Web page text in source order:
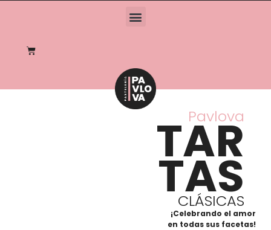
Pavlova
TAR
TAS
CLÁSICAS
¡Celebrando el amor
en todas sus facetas!